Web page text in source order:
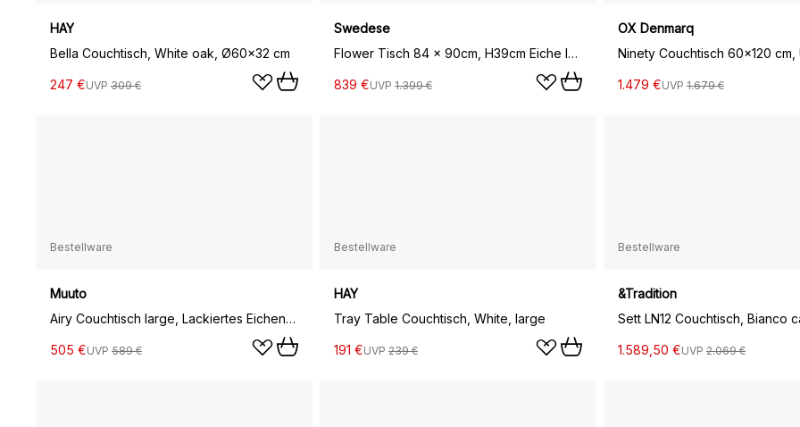
HAY
Bella Couchtisch, White oak, Ø60x32 cm
247 €UVP 309 €
Swedese
Flower Tisch 84 x 90cm, H39cm Eiche lackiert
839 €UVP 1.399 €
OX Denmarq
1.479 €UVP 1.679 €
Bestellware
Muuto
Airy Couchtisch large, Lackiertes Eichenfurnier-off white
505 €UVP 589 €
Bestellware
HAY
Tray Table Couchtisch, White, large
191 €UVP 239 €
Bestellware
&Tradition
1.589,50 €UVP 2.069 €